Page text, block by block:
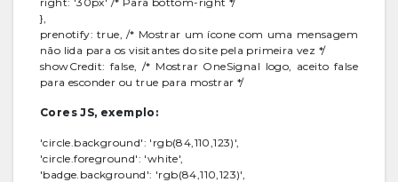
},
prenotify: true, /* Mostrar um ícone com uma mensagem
não lida para os visitantes do site pela primeira vez */
showCredit: false, /* Mostrar OneSignal logo, aceito false
para esconder ou true para mostrar */
Cores JS, exemplo:
'circle.background': 'rgb(84,110,123)',
'circle.foreground': 'white',
'badge.background': 'rgb(84,110,123)',